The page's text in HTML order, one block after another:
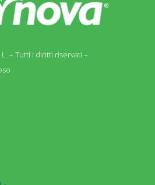
– Tutti i diritti riservati –